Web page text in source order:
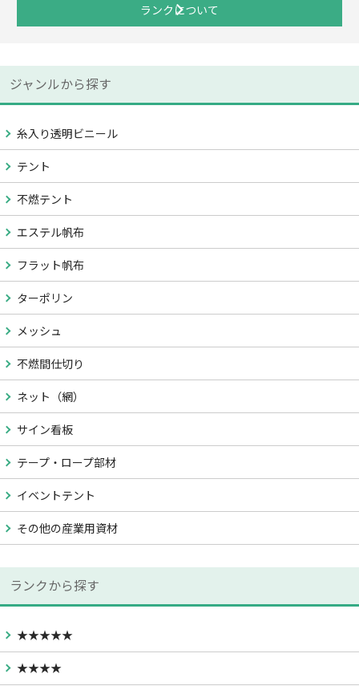
ランクについて
ジャンルから探す
糸入り透明ビニール
テント
不燃テント
エステル帆布
フラット帆布
ターポリン
メッシュ
不燃間仕切り
ネット（網）
サイン看板
テープ・ロープ部材
イベントテント
その他の産業用資材
ランクから探す
★★★★★
★★★★